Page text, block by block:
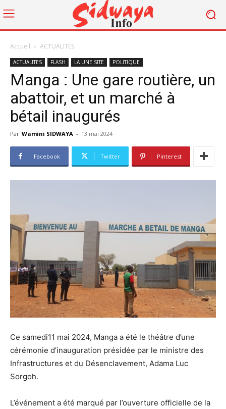
Accueil ACTUALITES
ACTUALITES FLASH LA UNE SITE POLITIQUE
Manga : Une gare routière, un
abattoir, et un marché à
bétail inaugurés
Par Wamini SIDWAYA - 13 mai 2024
Facebook Twitter Pinterest
Ce samedi11 mai 2024, Manga a été le théâtre d’une
cérémonie d’inauguration présidée par le ministre des
Infrastructures et du Désenclavement, Adama Luc
Sorgoh.
L’événement a été marqué par l’ouverture officielle de la